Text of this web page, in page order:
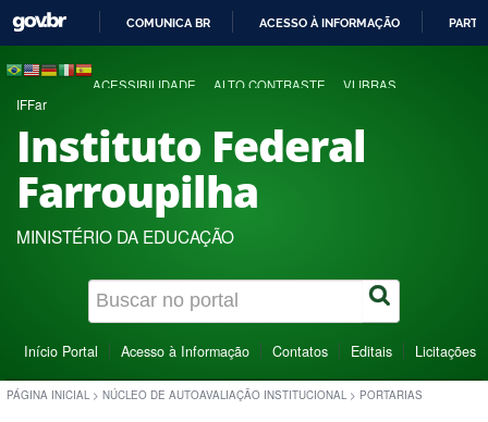
COMUNICA BR ACESSO À INFORMAÇÃO
ACESSIBILIDADE ALTO CONTRASTE VLIBRAS
IFFar
Instituto Federal
Farroupilha
MINISTÉRIO DA EDUCAÇÃO
Início Portal Acesso à Informação Contatos Editais Licitações
PÁGINA INICIAL > NÚCLEO DE AUTOAVALIAÇÃO INSTITUCIONAL > PORTARIAS